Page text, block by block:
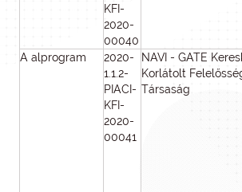
KFI-
2020-
00040
A alprogram
2020-
1.1.2-
PIACI-
KFI-
2020-
00041
NAVI - GATE
Korlátolt
Társaság